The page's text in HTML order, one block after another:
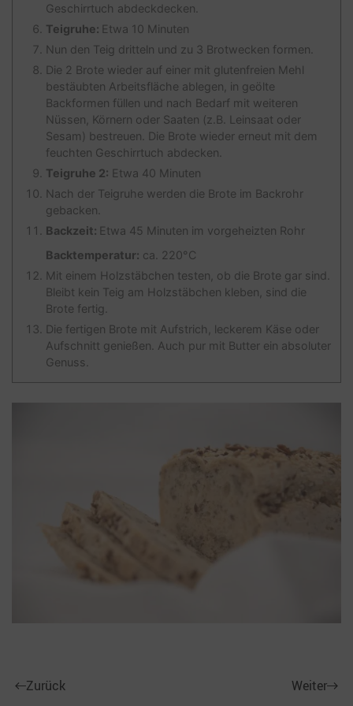
Geschirrtuch abdeckdecken.
Teigruhe: Etwa 10 Minuten
Nun den Teig dritteln und zu 3 Brotwecken formen.
Die 2 Brote wieder auf einer mit glutenfreien Mehl
bestäubten Arbeitsfläche ablegen, in geölte
Backformen füllen und nach Bedarf mit weiteren
Nüssen, Körnern oder Saaten (z.B. Leinsaat oder
Sesam) bestreuen. Die Brote wieder erneut mit dem
feuchten Geschirrtuch abdecken.
Teigruhe 2: Etwa 40 Minuten
Nach der Teigruhe werden die Brote im Backrohr
gebacken.
Backzeit: Etwa 45 Minuten im vorgeheizten Rohr
Backtemperatur: ca. 220°C
Mit einem Holzstäbchen testen, ob die Brote gar sind.
Bleibt kein Teig am Holzstäbchen kleben, sind die
Brote fertig.
Die fertigen Brote mit Aufstrich, leckerem Käse oder
Aufschnitt genießen. Auch pur mit Butter ein absoluter
Genuss.
Zurück Weiter